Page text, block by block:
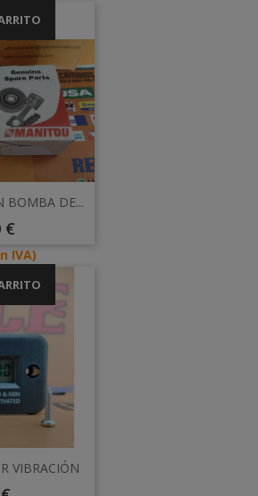
BOMBA DE...
€
IVA)
VIBRACIÓN